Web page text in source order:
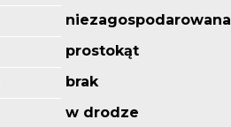
niezagospodarowana
prostokąt
brak
w drodze